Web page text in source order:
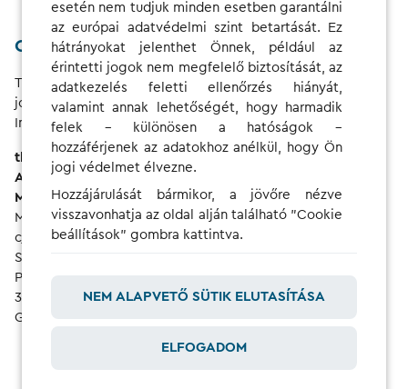
technologies.
Competent market surveillance authority
The federal states of Germany are currently establishing a
joint body to perform the tasks of the Accessibility
Improvement Act:
the Federal States’ Market Surveillance Authority for the
Accessibility of Products and Services (MLBF) in
Magdeburg.
MLBF (under construction)
c/o Ministry of Labour, Social Affairs, Health and Equality
Saxony-Anhalt
P.O. Box 39 11 55
39135 Magdeburg
Germany
esetén nem tudjuk minden esetben garantálni
az európai adatvédelmi szint betartását. Ez
hátrányokat jelenthet Önnek, például az
érintetti jogok nem megfelelő biztosítását, az
adatkezelés feletti ellenőrzés hiányát,
valamint annak lehetőségét, hogy harmadik
felek – különösen a hatóságok –
hozzáférjenek az adatokhoz anélkül, hogy Ön
jogi védelmet élvezne.
Hozzájárulását bármikor, a jövőre nézve
visszavonhatja az oldal alján található "Cookie
beállítások" gombra kattintva.
NEM ALAPVETŐ SÜTIK ELUTASÍTÁSA
ELFOGADOM